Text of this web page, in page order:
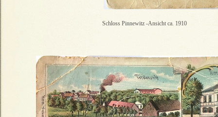
Schloss Pinnewitz -Ansicht ca. 1910